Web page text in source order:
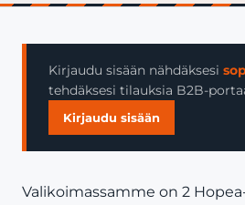
Yritys
Yhteystiedot
Kirjaudu sisään nähdäksesi
tehdäksesi tilauksia B2B-
Kirjaudu sisään
Valikoimassamme on 2